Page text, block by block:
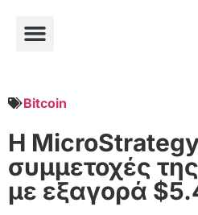
Bitcoin
Η MicroStrategy
συμμετοχές
με εξαγορά